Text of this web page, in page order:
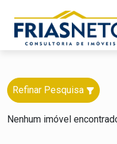
Refinar Pesquisa
Nenhum imóvel